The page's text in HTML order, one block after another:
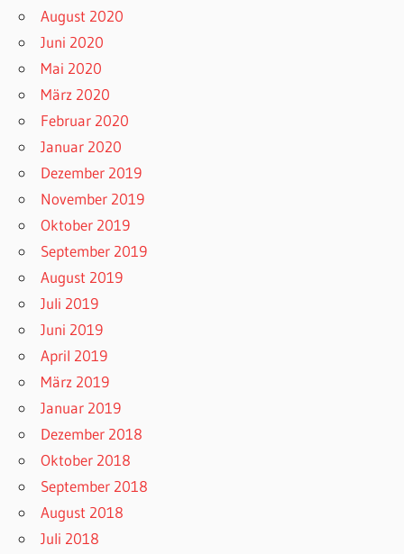
August 2020
Juni 2020
Mai 2020
März 2020
Februar 2020
Januar 2020
Dezember 2019
November 2019
Oktober 2019
September 2019
August 2019
Juli 2019
Juni 2019
April 2019
März 2019
Januar 2019
Dezember 2018
Oktober 2018
September 2018
August 2018
Juli 2018